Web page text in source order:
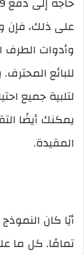
على ذلك، فإن
لتلبية جميع
يمكنك أيضًا
المقيدة.
أيًا كان
تمامًا. كل ما